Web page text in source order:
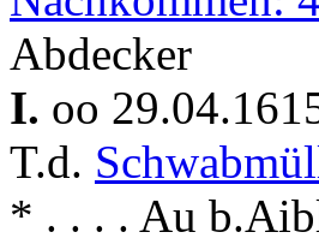
Abdecker
I. oo
T.d.
* . . . . Au